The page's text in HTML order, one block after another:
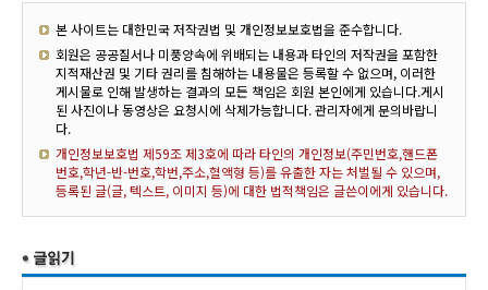
본 사이트는 대한민국 저작권법 및 개인정보보호법을 준수합니다.
회원은 공공질서나 미풍양속에 위배되는 내용과 타인의 저작권을 포함한
지적재산권 및 기타 권리를 침해하는 내용물은 등록할 수 없으며, 이러한
게시물로 인해 발생하는 결과의 모든 책임은 회원 본인에게 있습니다.게시
된 사진이나 동영상은 요청시에 삭제가능합니다. 관리자에게 문의바랍니
다.
개인정보보호법 제59조 제3호에 따라 타인의 개인정보(주민번호,핸드폰
번호,학년-반-번호,학번,주소,혈액형 등)를 유출한 자는 처벌될 수 있으며,
등록된 글(글, 텍스트, 이미지 등)에 대한 법적책임은 글쓴이에게 있습니다.